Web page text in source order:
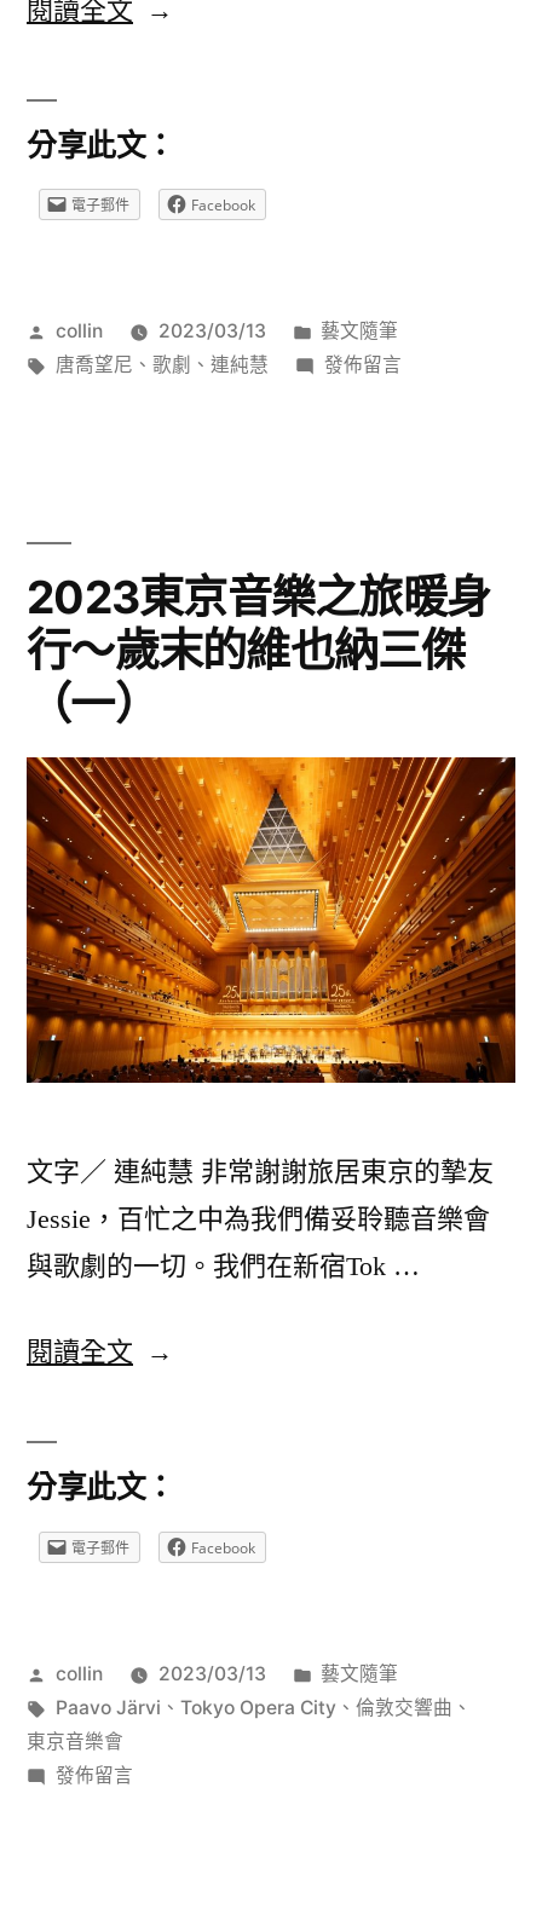
閱讀全文 〈2023
音
樂
暖
末
的
維
納
三
傑
（二）〉
分享此文：
電子郵件 Facebook
作
者:
collin 2023/03/13
分
類:
藝文隨筆
標
唐喬望尼 、 歌劇 、 連純慧
在
之
旅
暖
身
歲
末
的
維
也
納
三
傑
（二）〉
發佈留言
2023東京音樂之旅暖身
行〜歲末的維也納三傑
（一）
文字／ 連純慧 非常謝謝旅居東京的摯友
Jessie，百忙之中為我們備妥聆聽音樂會
與歌劇的一切。我們在新宿Tok …
閱讀全文 〈2023
音
樂
暖
分享此文：
電子郵件 Facebook
作
者:
collin 2023/03/13
分
類:
藝文隨筆
標
籤:
Paavo Järvi 、 Tokyo Opera City 、 倫敦交響曲 、
東京音樂會
在
發佈留言